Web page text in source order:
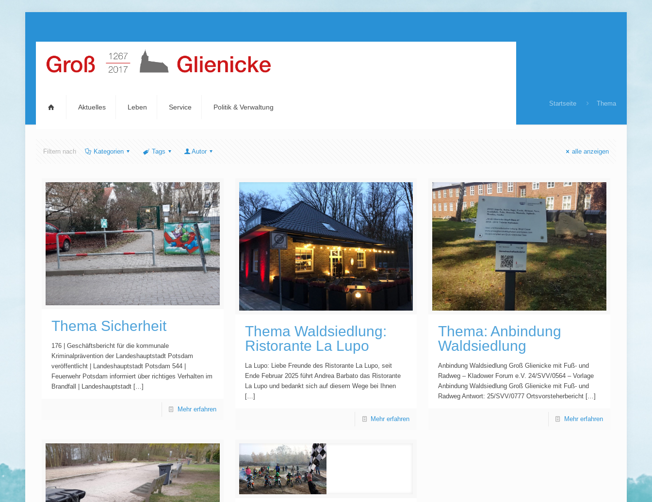
Aktuelles Leben Service Politik & Verwaltung
Thema Startseite Thema
Filtern nach Kategorien Tags Autor alle anzeigen
Thema Sicherheit
176 | Geschäftsbericht für die kommunale
Kriminalprävention der Landeshauptstadt Potsdam
veröffentlicht | Landeshauptstadt Potsdam 544 |
Feuerwehr Potsdam informiert über richtiges Verhalten im
Brandfall | Landeshauptstadt […]
Mehr erfahren
Thema Waldsiedlung:
Ristorante La Lupo
La Lupo: Liebe Freunde des Ristorante La Lupo, seit
Ende Februar 2025 führt Andrea Barbato das Ristorante
La Lupo und bedankt sich auf diesem Wege bei Ihnen
[…]
Mehr erfahren
Thema: Anbindung
Waldsiedlung
Anbindung Waldsiedlung Groß Glienicke mit Fuß- und
Radweg – Kladower Forum e.V. 24/SVV/0564 – Vorlage
Anbindung Waldsiedlung Groß Glienicke mit Fuß- und
Radweg Antwort: 25/SVV/0777 Ortsvorsteherbericht […]
Mehr erfahren